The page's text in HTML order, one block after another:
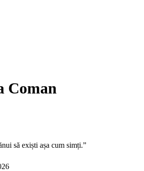
Coman
să exiști așa cum simți.”